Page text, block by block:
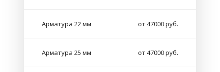
Арматура 22 мм от 47000 руб.
Арматура 25 мм от 47000 руб.